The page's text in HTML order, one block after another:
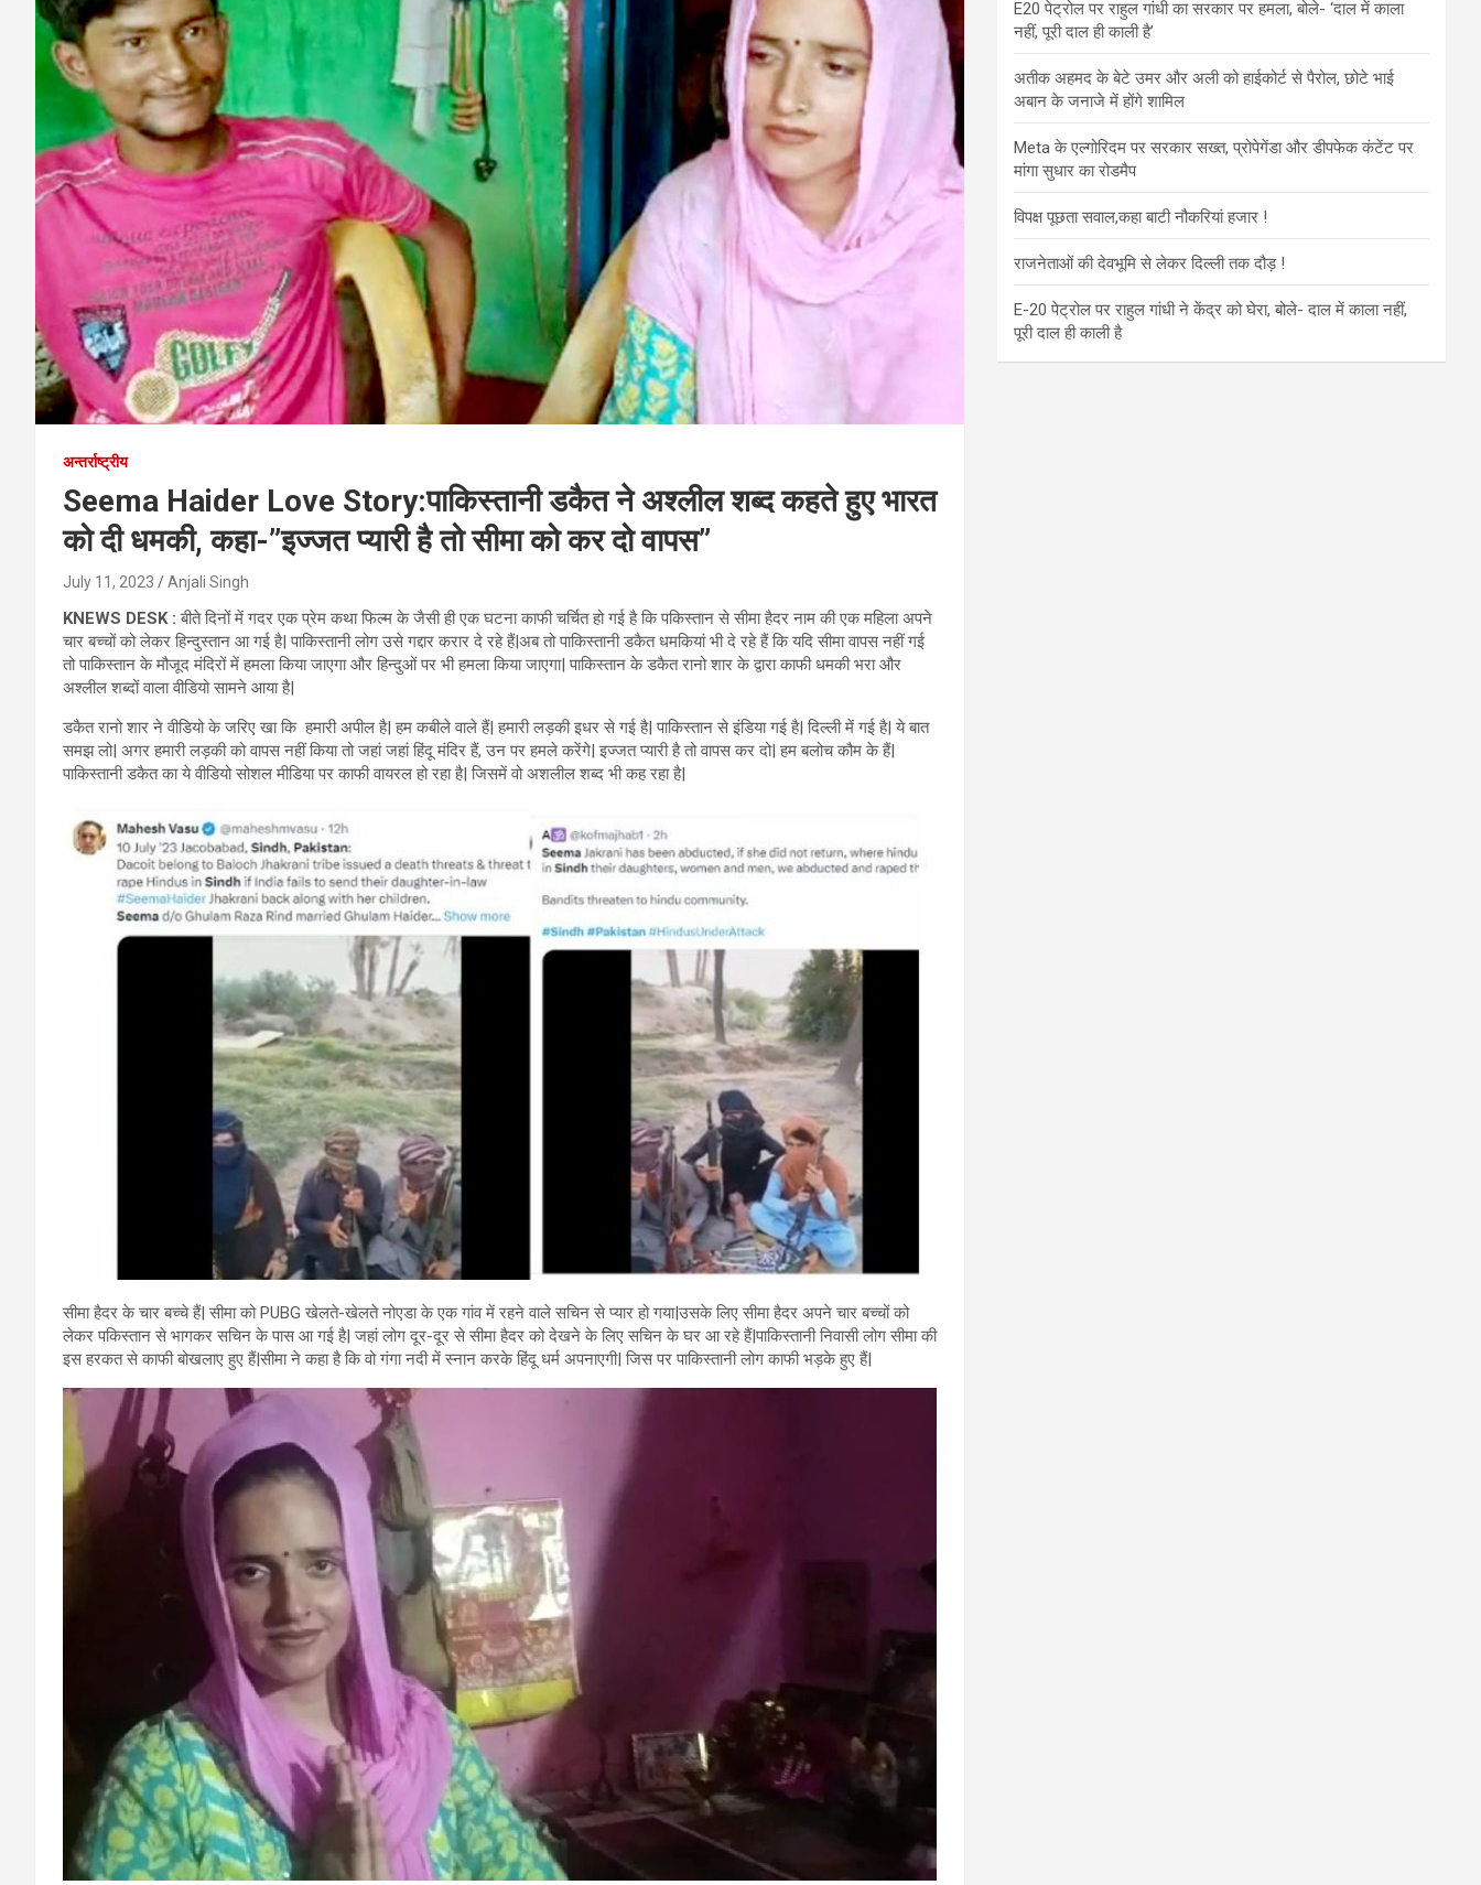
अन्तर्राष्ट्रीय
Seema Haider Love Story:पाकिस्तानी डकैत ने अश्लील शब्द कहते हुए भारत
को दी धमकी, कहा-”इज्जत प्यारी है तो सीमा को कर दो वापस”
July 11, 2023 Anjali Singh
KNEWS DESK : बीते दिनों में गदर एक प्रेम कथा फिल्म के जैसी ही एक घटना काफी चर्चित हो गई है कि पकिस्तान से सीमा हैदर नाम की एक महिला अपने
चार बच्चों को लेकर हिन्दुस्तान आ गई है| पाकिस्तानी लोग उसे गद्दार करार दे रहे हैं|अब तो पाकिस्तानी डकैत धमकियां भी दे रहे हैं कि यदि सीमा वापस नहीं गई
तो पाकिस्तान के मौजूद मंदिरों में हमला किया जाएगा और हिन्दुओं पर भी हमला किया जाएगा| पाकिस्तान के डकैत रानो शार के द्वारा काफी धमकी भरा और
अश्लील शब्दों वाला वीडियो सामने आया है|
डकैत रानो शार ने वीडियो के जरिए खा कि हमारी अपील है| हम कबीले वाले हैं| हमारी लड़की इधर से गई है| पाकिस्तान से इंडिया गई है| दिल्ली में गई है| ये बात
समझ लो| अगर हमारी लड़की को वापस नहीं किया तो जहां जहां हिंदू मंदिर हैं, उन पर हमले करेंगे| इज्जत प्यारी है तो वापस कर दो| हम बलोच कौम के हैं|
पाकिस्तानी डकैत का ये वीडियो सोशल मीडिया पर काफी वायरल हो रहा है| जिसमें वो अशलील शब्द भी कह रहा है|
सीमा हैदर के चार बच्चे हैं| सीमा को PUBG खेलते-खेलते नोएडा के एक गांव में रहने वाले सचिन से प्यार हो गया|उसके लिए सीमा हैदर अपने चार बच्चों को
लेकर पकिस्तान से भागकर सचिन के पास आ गई है| जहां लोग दूर-दूर से सीमा हैदर को देखने के लिए सचिन के घर आ रहे हैं|पाकिस्तानी निवासी लोग सीमा की
इस हरकत से काफी बोखलाए हुए हैं|सीमा ने कहा है कि वो गंगा नदी में स्नान करके हिंदू धर्म अपनाएगी| जिस पर पाकिस्तानी लोग काफी भड़के हुए हैं|
E20 पेट्रोल पर राहुल गांधी का सरकार पर हमला, बोले- ‘दाल में काला
नहीं, पूरी दाल ही काली है’
अतीक अहमद के बेटे उमर और अली को हाईकोर्ट से पैरोल, छोटे भाई
अबान के जनाजे में होंगे शामिल
Meta के एल्गोरिदम पर सरकार सख्त, प्रोपेगेंडा और डीपफेक कंटेंट पर
मांगा सुधार का रोडमैप
विपक्ष पूछता सवाल,कहा बाटी नौकरियां हजार !
राजनेताओं की देवभूमि से लेकर दिल्ली तक दौड़ !
E-20 पेट्रोल पर राहुल गांधी ने केंद्र को घेरा, बोले- दाल में काला नहीं,
पूरी दाल ही काली है